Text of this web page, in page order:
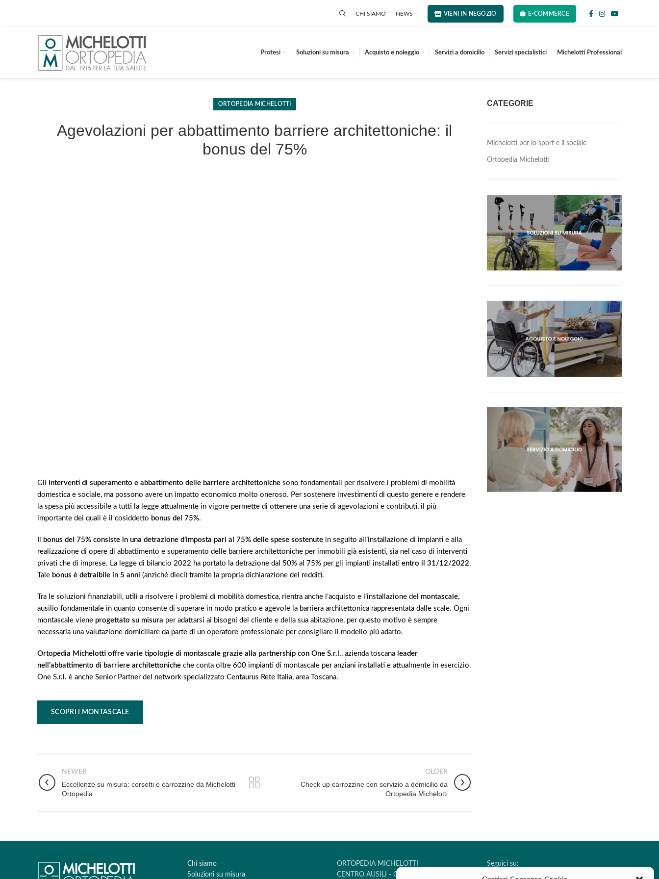
CHI SIAMO NEWS VIENI IN NEGOZIO E-COMMERCE
Protesi Soluzioni su misura Acquisto e noleggio Servizi a domicilio Servizi specialistici Michelotti Professional
ORTOPEDIA MICHELOTTI
Agevolazioni per abbattimento barriere architettoniche: il
bonus del 75%
Gli interventi di superamento e abbattimento delle barriere architettoniche sono fondamentali per risolvere i problemi di mobilità
domestica e sociale, ma possono avere un impatto economico molto oneroso. Per sostenere investimenti di questo genere e rendere
la spesa più accessibile a tutti la legge attualmente in vigore permette di ottenere una serie di agevolazioni e contributi, il più
importante dei quali è il cosiddetto bonus del 75%.
bonus del 75% consiste in una detrazione d’imposta pari al 75% delle spese sostenute in seguito all’installazione di impianti e alla
realizzazione di opere di abbattimento e superamento delle barriere architettoniche per immobili già esistenti, sia nel caso di interventi
privati che di imprese. La legge di bilancio 2022 ha portato la detrazione dal 50% al 75% per gli impianti installati entro il 31/12/2022.
Tale bonus è detraibile in 5 anni (anziché dieci) tramite la propria dichiarazione dei redditi.
Tra le soluzioni finanziabili, utili a risolvere i problemi di mobilità domestica, rientra anche l’acquisto e l’installazione del montascale,
ausilio fondamentale in quanto consente di superare in modo pratico e agevole la barriera architettonica rappresentata dalle scale. Ogni
montascale viene progettato su misura per adattarsi ai bisogni del cliente e della sua abitazione, per questo motivo è sempre
necessaria una valutazione domiciliare da parte di un operatore professionale per consigliare il modello più adatto.
Ortopedia Michelotti offre varie tipologie di montascale grazie alla partnership con One S.r.l., azienda toscana leader
nell’abbattimento di barriere architettoniche che conta oltre 600 impianti di montascale per anziani installati e attualmente in esercizio.
One S.r.l. è anche Senior Partner del network specializzato Centaurus Rete Italia, area Toscana.
SCOPRI I MONTASCALE
NEWER
Eccellenze su misura: corsetti e carrozzine da Michelotti
Ortopedia
OLDER
Check up carrozzine con servizio a domicilio da
Ortopedia Michelotti
CATEGORIE
Michelotti per lo sport e il sociale
Ortopedia Michelotti
Chi siamo
Soluzioni su misura
ORTOPEDIA MICHELOTTI
CENTRO AUSILI - CENTRO PODOLOGICO
Seguici su: